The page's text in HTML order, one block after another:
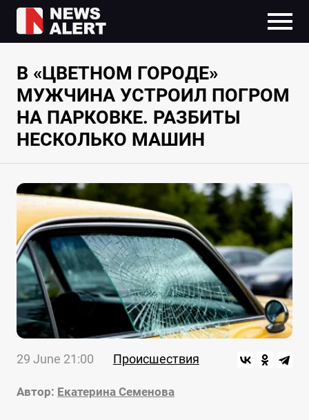
В «ЦВЕТНОМ ГОРОДЕ»
МУЖЧИНА УСТРОИЛ ПОГРОМ
НА ПАРКОВКЕ. РАЗБИТЫ
НЕСКОЛЬКО МАШИН
29 June 21:00 Происшествия
Автор: Екатерина Семенова